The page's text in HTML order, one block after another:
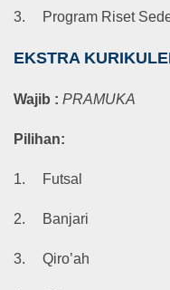
3. Program Riset
EKSTRA
Wajib : PRAMUKA
Pilihan:
1. Futsal
2. Banjari
3. Qiro’ah